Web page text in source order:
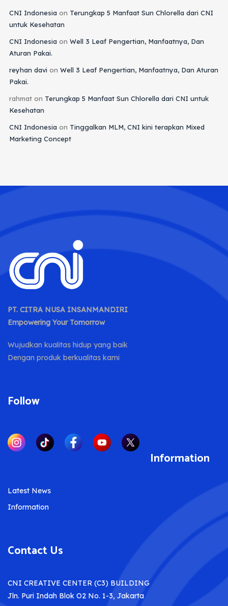
CNI Indonesia on Terungkap 5 Manfaat Sun Chlorella dari CNI
untuk Kesehatan
CNI Indonesia on Well 3 Leaf Pengertian, Manfaatnya, Dan
Aturan Pakai.
reyhan davi on Well 3 Leaf Pengertian, Manfaatnya, Dan Aturan
Pakai.
rahmaton Terungkap 5 Manfaat Sun Chlorella dari CNI untuk
Kesehatan
CNI Indonesia on Tinggalkan MLM, CNI kini terapkan Mixed
Marketing Concept
PT. CITRA NUSA INSANMANDIRI
Empowering Your Tomorrow
Wujudkan kualitas hidup yang baik
Dengan produk berkualitas kami
Follow
Information
Latest News
Information
Contact Us
CNI CREATIVE CENTER (C3) BUILDING
Jln. Puri Indah Blok O2 No. 1-3, Jakarta